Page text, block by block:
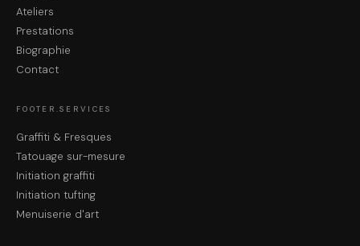
Ateliers
Prestations
Biographie
Contact
FOOTER.SERVICES
Graffiti & Fresques
Tatouage sur-mesure
Initiation graffiti
Initiation tufting
Menuiserie d'art